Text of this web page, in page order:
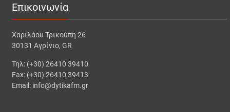
Επικοινωνία
Χαριλάου Τρικούπη 26
30131 Αγρίνιο, GR
Τηλ: (+30) 26410 39410
Fax: (+30) 26410 39413
Email: info@dytikafm.gr